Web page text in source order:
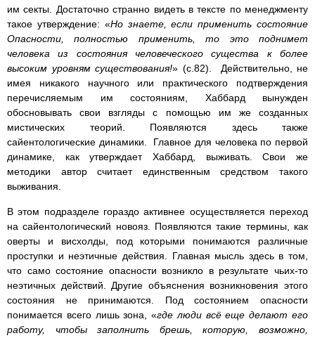
им секты. Достаточно странно видеть в тексте по менеджменту
такое утверждение: «Но знаете, если применить состояние
Опасности, пол­ностью применить, то это поднимет
человека из состояния человеческого существа к более
высоким уровням сущест­вования!» (с.82). Действительно, не
имея никакого научного или практического подтверждения
перечисляемым им состояниям, Хаббард вынужден
обосновывать свои взгляды с помощью им же созданных
мистических теорий. Появляются здесь также
сайентологические динамики. Главное для человека по первой
динамике, как утверждает Хаббард, выживать. Свои же
методики автор считает единственным средством такого
выживания.
В этом подразделе гораздо активнее осуществляется переход
на сайентологический новояз. Появляются такие термины, как
оверты и висхолды, под которыми понимаются различные
проступки и неэтичные действия. Главная мысль здесь в том,
что само состояние опасности возникло в результате чьих-то
неэтичных действий. Другие объяснения возникновения этого
состояния не принимаются. Под состоянием опасности
понимается всего лишь зона, «где люди всё еще делают его
работу, чтобы заполнить брешь, которую, возможно,